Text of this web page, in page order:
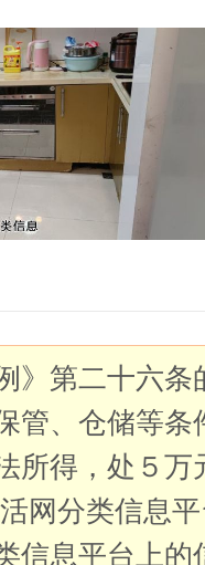
》第二十六
管、仓储等
所得，处５
网分类信息
信息平台上